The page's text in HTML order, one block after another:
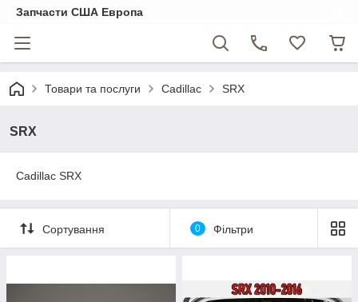
Запчасти США Европа
Товари та послуги Cadillac SRX
SRX
Cadillac SRX
Сортування 0 Фільтри